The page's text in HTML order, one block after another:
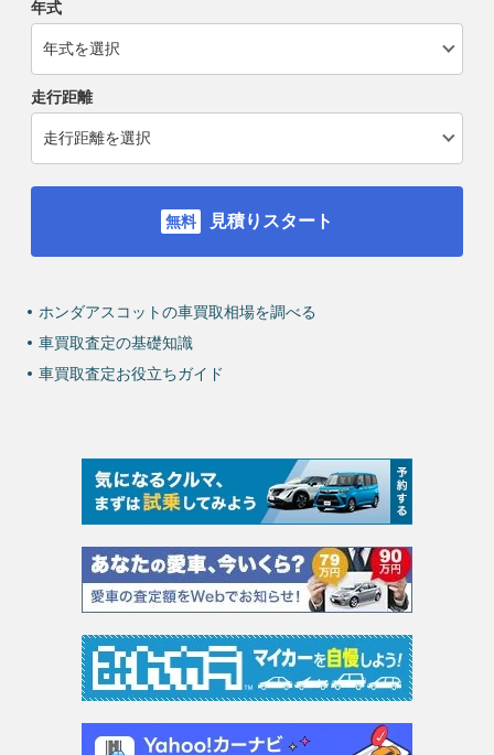
年式
走行距離
見積りスタート
ホンダアスコットの車買取相場を調べる
車買取査定の基礎知識
車買取査定お役立ちガイド